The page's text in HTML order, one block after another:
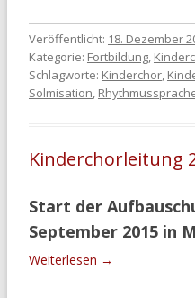
Veröffentlicht: 18. Dezember
Kategorie: Fortbildung,
Schlagworte: Kinderchor,
Solmisation,
Kinderchorleitung
Start der
September 2015 in
Weiterlesen →